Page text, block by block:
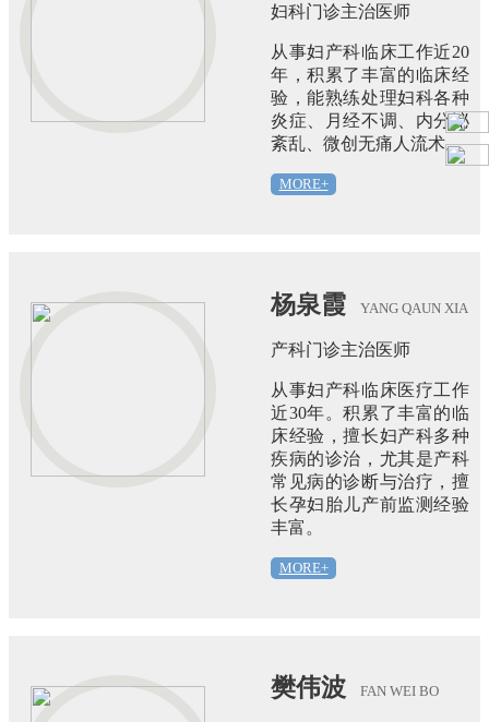
妇科门诊主治医师
从事妇产科临床工作近20
年，积累了丰富的临床经
验，能熟练处理妇科各种
炎症、月经不调、内分泌
紊乱、微创无痛人流术。
MORE+
杨泉霞 YANG QAUN XIA
产科门诊主治医师
从事妇产科临床医疗工作
近30年。积累了丰富的临
床经验，擅长妇产科多种
疾病的诊治，尤其是产科
常见病的诊断与治疗，擅
长孕妇胎儿产前监测经验
丰富。
MORE+
樊伟波 FAN WEI BO